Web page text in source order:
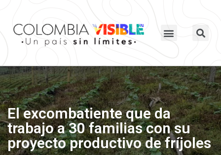
El excombatiente que da
trabajo a 30 familias con su
proyecto productivo de fríjoles